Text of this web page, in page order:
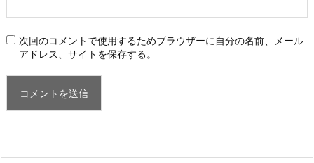
次回のコメントで使用するためブラウザーに自分の名前、メール
アドレス、サイトを保存する。